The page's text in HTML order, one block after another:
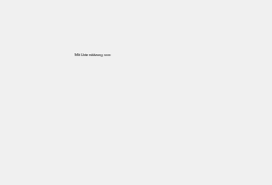
Mit Unterstützung von: